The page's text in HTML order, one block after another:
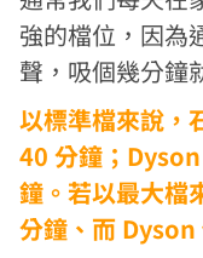
強的檔位，因為
聲，吸個幾分鐘
以標準檔來說，
40 分鐘；
鐘。若以最大檔
分鐘、而 Dyson